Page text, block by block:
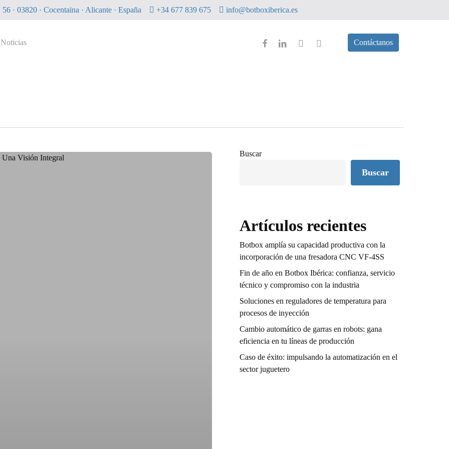
· 03820 · Cocentaina · Alicante · España +34 677 839 675 info@botboxiberica.es
Noticias Contáctanos
facebooklinkedinyoutubeinstagram
Buscar
Buscar
Artículos recientes
Botbox amplía su capacidad productiva con la
incorporación de una fresadora CNC VF-4SS
Fin de año en Botbox Ibérica: confianza, servicio
técnico y compromiso con la industria
Soluciones en reguladores de temperatura para
procesos de inyección
Cambio automático de garras en robots: gana
eficiencia en tu líneas de producción
Caso de éxito: impulsando la automatización en el
sector juguetero